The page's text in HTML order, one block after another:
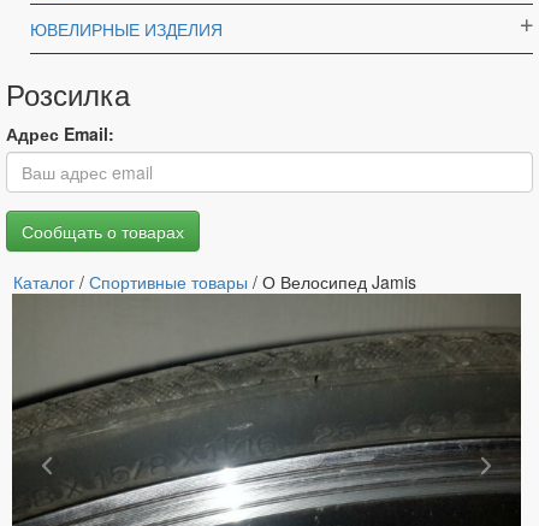
ЮВЕЛИРНЫЕ ИЗДЕЛИЯ
Розсилка
Адрес Email:
Каталог / Спортивные товары / О Велосипед Jamis